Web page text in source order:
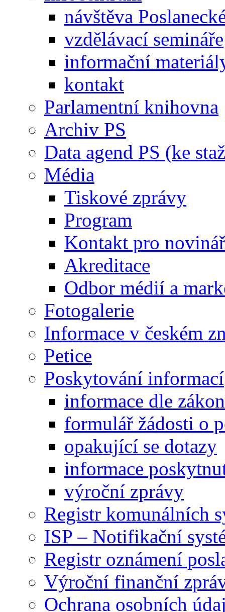
návštěva
vzdělávací semináře
informační
kontakt
Parlamentní knihovna
Archiv PS
Data agend PS (ke
Média
Tiskové zprávy
Program
Kontakt pro
Akreditace
Odbor médií a
Fotogalerie
Informace v českém
Petice
Poskytování informací
informace dle
formulář žádosti o
opakující se dotazy
informace
výroční zprávy
Registr komunálních
ISP – Notifikační
Registr oznámení
Výroční finanční
Ochrana osobních